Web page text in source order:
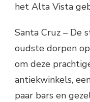
het Alta Vista
Santa Cruz – De
oudste dorpen
om deze
antiekwinkels,
paar bars en